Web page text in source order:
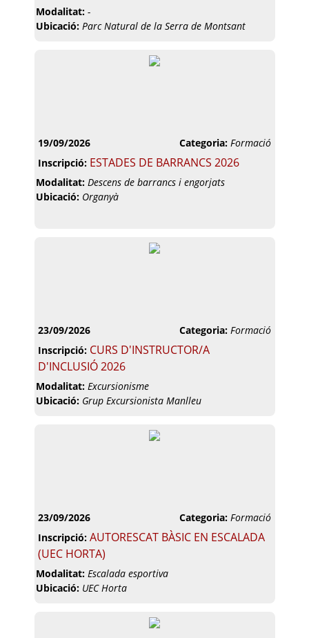
Modalitat: -
Ubicació: Parc Natural de la Serra de Montsant
19/09/2026 Categoria: Formació
Inscripció: ESTADES DE BARRANCS 2026
Modalitat: Descens de barrancs i engorjats
Ubicació: Organyà
23/09/2026 Categoria: Formació
Inscripció: CURS D'INSTRUCTOR/A
D'INCLUSIÓ 2026
Modalitat: Excursionisme
Ubicació: Grup Excursionista Manlleu
23/09/2026 Categoria: Formació
Inscripció: AUTORESCAT BÀSIC EN ESCALADA
(UEC HORTA)
Modalitat: Escalada esportiva
Ubicació: UEC Horta